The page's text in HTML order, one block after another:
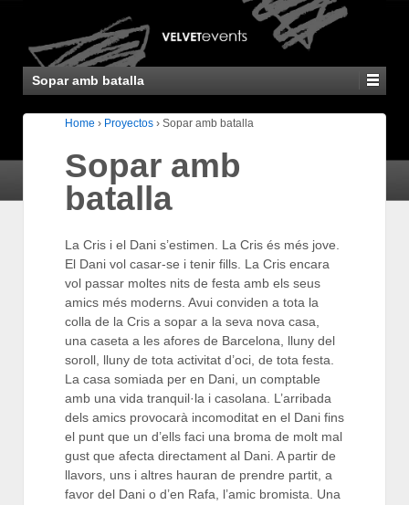
Sopar amb batalla
Home › Proyectos › Sopar amb batalla
Sopar amb
batalla
La Cris i el Dani s’estimen. La Cris és més jove.
El Dani vol casar-se i tenir fills. La Cris encara
vol passar moltes nits de festa amb els seus
amics més moderns. Avui conviden a tota la
colla de la Cris a sopar a la seva nova casa,
una caseta a les afores de Barcelona, lluny del
soroll, lluny de tota activitat d’oci, de tota festa.
La casa somiada per en Dani, un comptable
amb una vida tranquil·la i casolana. L’arribada
dels amics provocarà incomoditat en el Dani fins
el punt que un d’ells faci una broma de molt mal
gust que afecta directament al Dani. A partir de
llavors, uns i altres hauran de prendre partit, a
favor del Dani o d’en Rafa, l’amic bromista. Una